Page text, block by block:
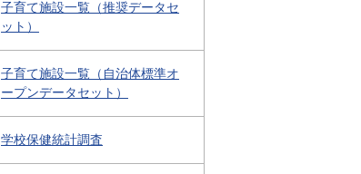
子育て施設一覧（推奨データセ
ット）
子育て施設一覧（自治体標準オ
ープンデータセット）
学校保健統計調査